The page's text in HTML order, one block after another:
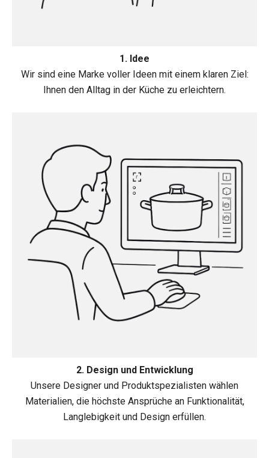
1. Idee
Wir sind eine Marke voller Ideen mit einem klaren Ziel:
Ihnen den Alltag in der Küche zu erleichtern.
2. Design und Entwicklung
Unsere Designer und Produktspezialisten wählen
Materialien, die höchste Ansprüche an Funktionalität,
Langlebigkeit und Design erfüllen.